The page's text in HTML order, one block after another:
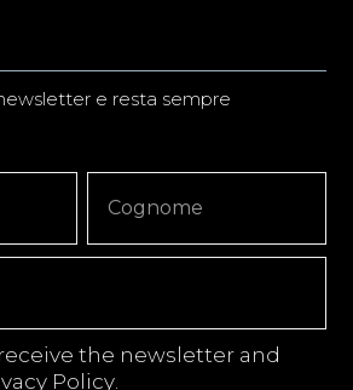
e resta sempre
the newsletter and
Policy